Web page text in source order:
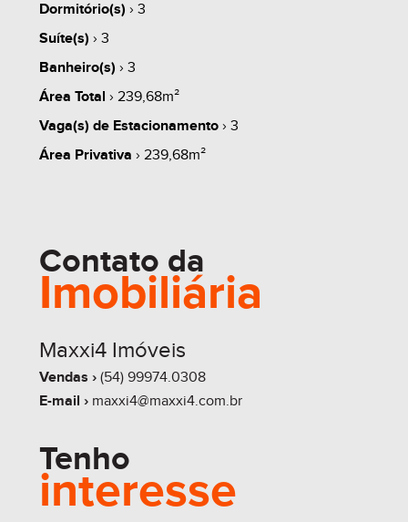
whats
Dormitório(s) › 3
Suíte(s) › 3
Banheiro(s) › 3
Área Total › 239,68m²
Vaga(s) de Estacionamento› 3
Área Privativa › 239,68m²
Contato da
Imobiliária
Maxxi4 Imóveis
Vendas › (54) 99974.0308
E-mail › maxxi4@maxxi4.com.br
Tenho
interesse